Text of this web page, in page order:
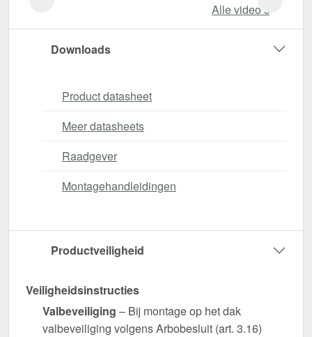
Alle video‘s
Downloads
Product datasheet
Meer datasheets
Raadgever
Montagehandleidingen
Productveiligheid
Veiligheidsinstructies
Valbeveiliging – Bij montage op het dak
valbeveiliging volgens Arbobesluit (art. 3.16)